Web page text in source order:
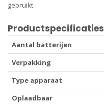
gebruikt
Productspecificaties
Aantal batterijen
Verpakking
Type apparaat
Oplaadbaar